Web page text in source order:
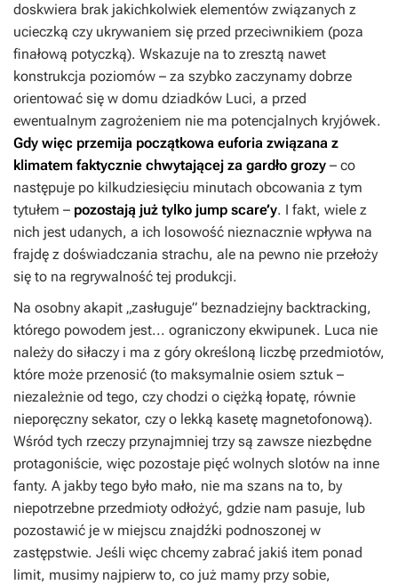
doskwiera brak jakichkolwiek elementów związanych z
ucieczką czy ukrywaniem się przed przeciwnikiem (poza
finałową potyczką). Wskazuje na to zresztą nawet
konstrukcja poziomów – za szybko zaczynamy dobrze
orientować się w domu dziadków Luci, a przed
ewentualnym zagrożeniem nie ma potencjalnych kryjówek.
Gdy więc przemija początkowa euforia związana z
klimatem faktycznie chwytającej za gardło grozy – co
następuje po kilkudziesięciu minutach obcowania z tym
tytułem – pozostają już tylko jump scare’y. I fakt, wiele z
nich jest udanych, a ich losowość nieznacznie wpływa na
frajdę z doświadczania strachu, ale na pewno nie przełoży
się to na regrywalność tej produkcji.
Na osobny akapit „zasługuje” beznadziejny backtracking,
którego powodem jest... ograniczony ekwipunek. Luca nie
należy do siłaczy i ma z góry określoną liczbę przedmiotów,
które może przenosić (to maksymalnie osiem sztuk –
niezależnie od tego, czy chodzi o ciężką łopatę, równie
nieporęczny sekator, czy o lekką kasetę magnetofonową).
Wśród tych rzeczy przynajmniej trzy są zawsze niezbędne
protagoniście, więc pozostaje pięć wolnych slotów na inne
fanty. A jakby tego było mało, nie ma szans na to, by
niepotrzebne przedmioty odłożyć, gdzie nam pasuje, lub
pozostawić je w miejscu znajdźki podnoszonej w
zastępstwie. Jeśli więc chcemy zabrać jakiś item ponad
limit, musimy najpierw to, co już mamy przy sobie,